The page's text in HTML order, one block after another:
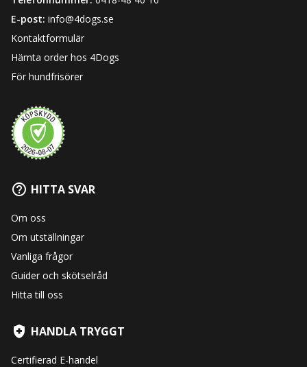
E-post: info@4dogs.se
Kontaktformulär
Hämta order hos 4Dogs
För hundfrisörer
HITTA SVAR
Om oss
Om utställningar
Vanliga frågor
Guider och skötselråd
Hitta till oss
HANDLA TRYGGT
Certifierad E-handel